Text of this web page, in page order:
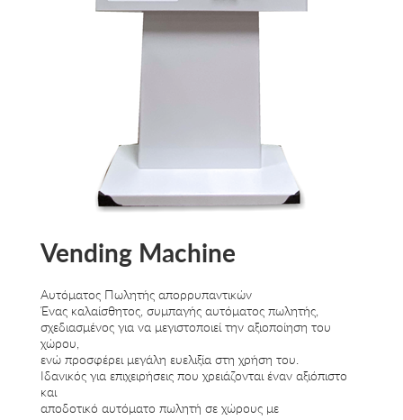
Vending Machine
Αυτόματος Πωλητής απορρυπαντικών
Ένας καλαίσθητος, συμπαγής αυτόματος πωλητής,
σχεδιασμένος για να μεγιστοποιεί την αξιοποίηση του
χώρου,
ενώ προσφέρει μεγάλη ευελιξία στη χρήση του.
Ιδανικός για επιχειρήσεις που χρειάζονται έναν αξιόπιστο
και
αποδοτικό αυτόματο πωλητή σε χώρους με